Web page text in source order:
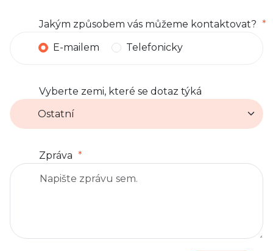
Jakým způsobem vás můžeme kontaktovat?
E-mailem
Telefonicky
Vyberte zemi, které se dotaz týká
Zpráva